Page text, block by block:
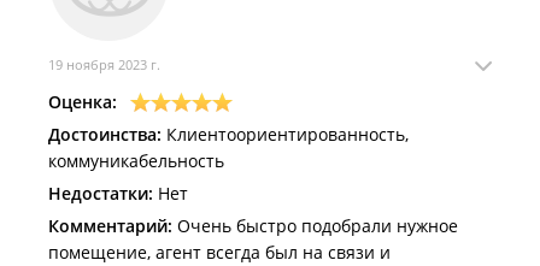
"спецами", но этому однозначно стоит поучиться!
"Валькирии"!
19 ноября 2023 г.
Оценка:
Достоинства: Клиентоориентированность,
коммуникабельность
Недостатки: Нет
Комментарий: Очень быстро подобрали нужное
помещение, агент всегда был на связи и